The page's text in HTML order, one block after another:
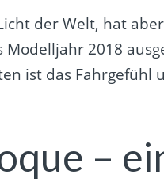
der Welt, hat
2018
ist das
–